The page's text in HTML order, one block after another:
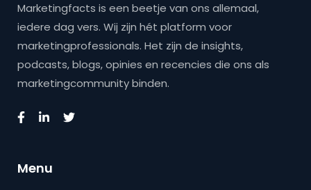
Marketingfacts is een beetje van ons allemaal,
iedere dag vers. Wij zijn hét platform voor
marketingprofessionals. Het zijn de insights,
podcasts, blogs, opinies en recencies die ons als
marketingcommunity binden.
Menu